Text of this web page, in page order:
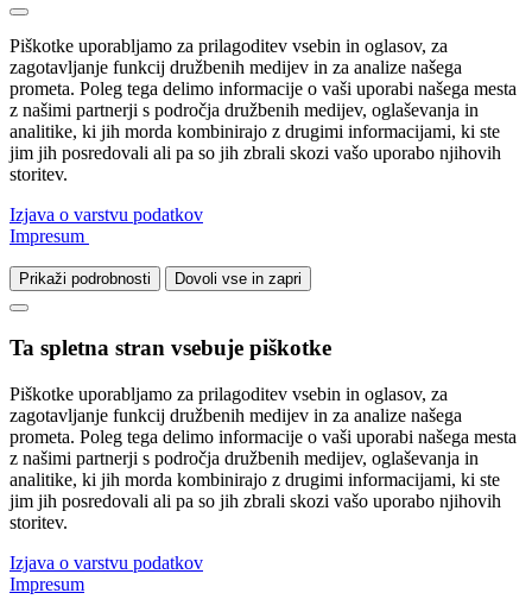
Piškotke uporabljamo za prilagoditev vsebin in oglasov, za
zagotavljanje funkcij družbenih medijev in za analize našega
prometa. Poleg tega delimo informacije o vaši uporabi našega mesta
z našimi partnerji s področja družbenih medijev, oglaševanja in
analitike, ki jih morda kombinirajo z drugimi informacijami, ki ste
jim jih posredovali ali pa so jih zbrali skozi vašo uporabo njihovih
storitev.
Izjava o varstvu podatkov
Impresum
Prikaži podrobnosti Dovoli vse in zapri
Ta spletna stran vsebuje piškotke
Piškotke uporabljamo za prilagoditev vsebin in oglasov, za
zagotavljanje funkcij družbenih medijev in za analize našega
prometa. Poleg tega delimo informacije o vaši uporabi našega mesta
z našimi partnerji s področja družbenih medijev, oglaševanja in
analitike, ki jih morda kombinirajo z drugimi informacijami, ki ste
jim jih posredovali ali pa so jih zbrali skozi vašo uporabo njihovih
storitev.
Izjava o varstvu podatkov
Impresum